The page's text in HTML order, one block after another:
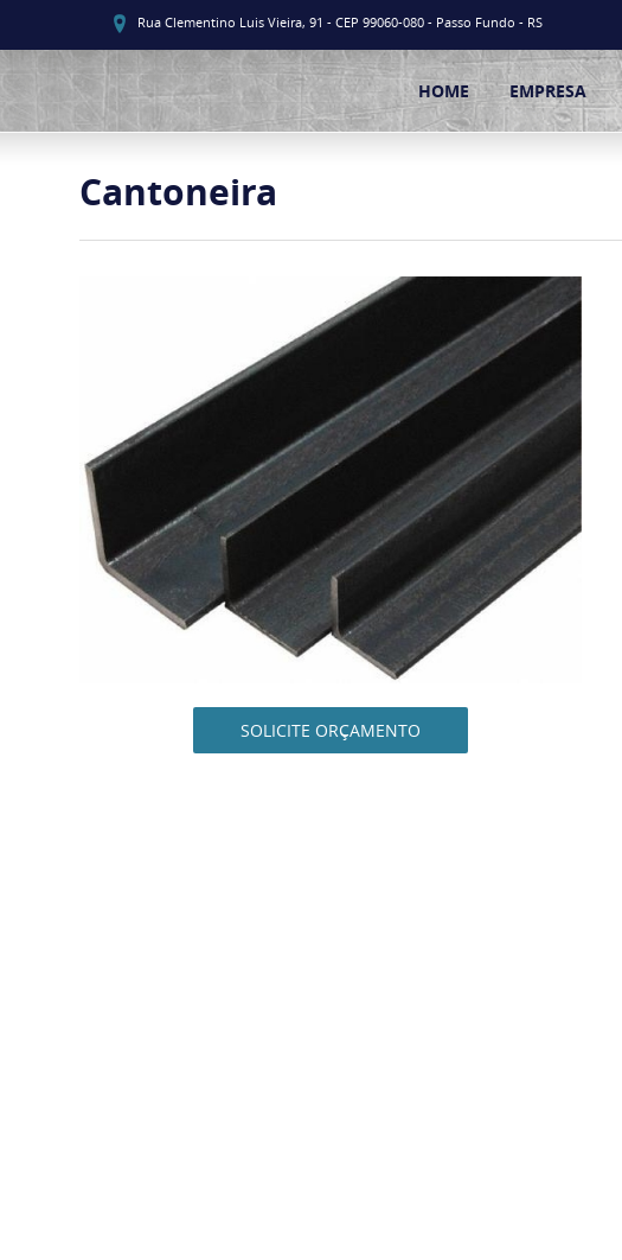
Rua Clementino Luis Vieira, 91 - CEP 99060-080 - Passo Fundo - RS
HOME EMPRESA
Cantoneira
SOLICITE ORÇAMENTO